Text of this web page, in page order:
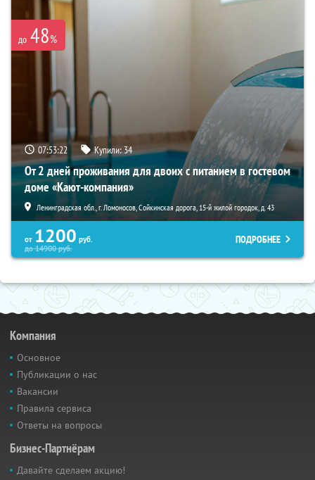
до 48%
07:53:21 Купили:34
От 2 дней проживания для двоих с питанием в гостевом
доме «Кают-компания»
Ленинградская обл., г. Ломоносов, Сойкинская дорога, 15-й жилой городок, д. 43
от 1200 руб.
до14900руб.
ПОДРОБНЕЕ
Компания
Основное
Публикации о нас
Вакансии
Правила сервиса
Ответы на вопросы
Бизнес-Партнёрам
Давайте сделаем акцию!